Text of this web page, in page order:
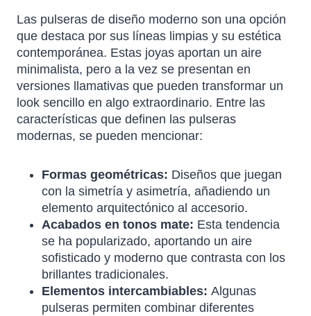
Las pulseras de diseño moderno son una opción
que destaca por sus líneas limpias y su estética
contemporánea. Estas joyas aportan un aire
minimalista, pero a la vez se presentan en
versiones llamativas que pueden transformar un
look sencillo en algo extraordinario. Entre las
características que definen las pulseras
modernas, se pueden mencionar:
Formas geométricas: Diseños que juegan
con la simetría y asimetría, añadiendo un
elemento arquitectónico al accesorio.
Acabados en tonos mate: Esta tendencia
se ha popularizado, aportando un aire
sofisticado y moderno que contrasta con los
brillantes tradicionales.
Elementos intercambiables: Algunas
pulseras permiten combinar diferentes